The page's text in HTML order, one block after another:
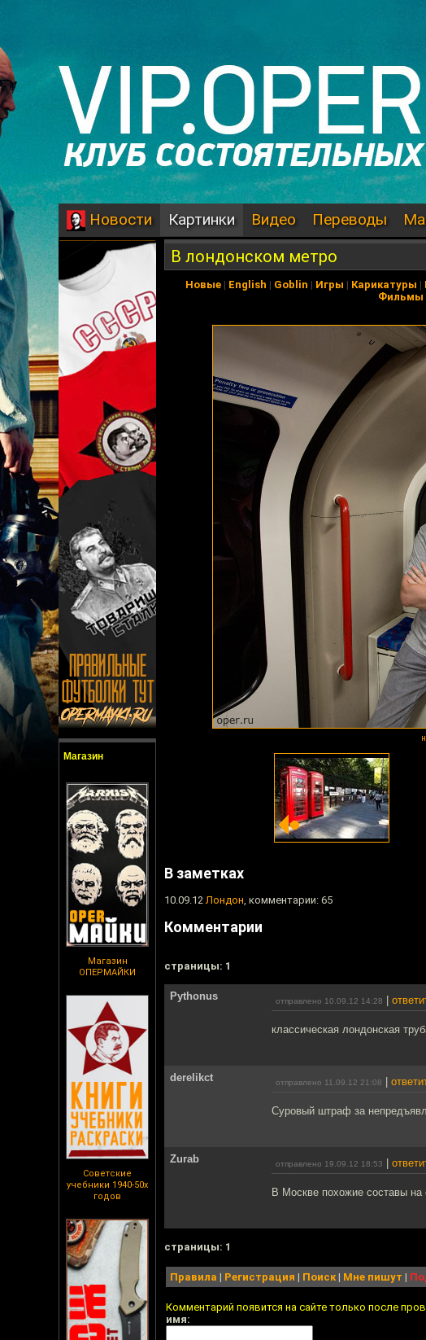
Новости Картинки Видео Переводы
Магазин
Магазин
ОПЕРМАЙКИ
Советские
учебники 1940-50х
годов
В лондонском метро
Новые | English | Goblin | Игры | Карикатуры |
Фильмы
В заметках
10.09.12 Лондон, комментарии: 65
Комментарии
cтраницы: 1
Pythonus отправлено 10.09.12 14:28
классическая лондонская
derelikct отправлено 11.09.12 21:08
Суровый штраф за
Zurab отправлено 19.09.12 18:53
В Москве похожие составы на
cтраницы: 1
Правила | Регистрация | Поиск| Мне пишут |
Комментарий появится на сайте только после
имя: